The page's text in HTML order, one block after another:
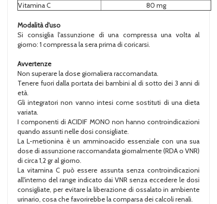
Vitamina C
80 mg
Modalità d'uso
Si consiglia l'assunzione di una compressa una volta al
giorno: 1 compressa la sera prima di coricarsi.
Avvertenze
Non superare la dose giornaliera raccomandata.
Tenere fuori dalla portata dei bambini al di sotto dei 3 anni di
età.
Gli integratori non vanno intesi come sostituti di una dieta
variata.
I componenti di ACIDIF MONO non hanno controindicazioni
quando assunti nelle dosi consigliate.
La L-metionina è un amminoacido essenziale con una sua
dose di assunzione raccomandata giornalmente (RDA o VNR)
di circa 1,2 gr al giorno.
La vitamina C può essere assunta senza controindicazioni
all'interno del range indicato dai VNR senza eccedere le dosi
consigliate, per evitare la liberazione di ossalato in ambiente
urinario, cosa che favorirebbe la comparsa dei calcoli renali.